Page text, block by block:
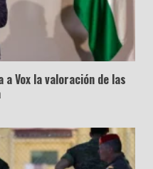
Vox la valoración de las